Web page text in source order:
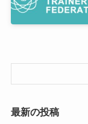
最新の投稿